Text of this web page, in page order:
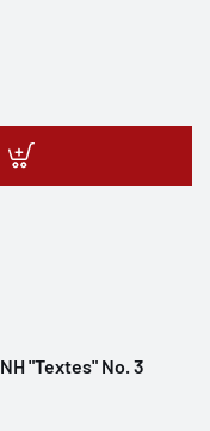
"Textes" No. 3